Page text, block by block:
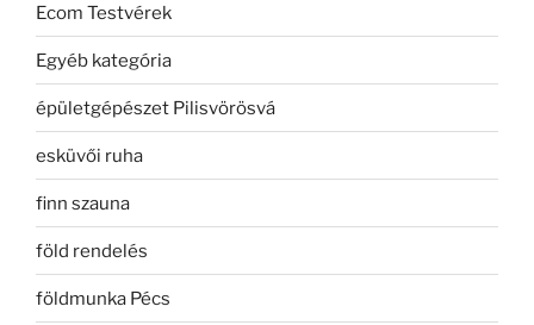
Ecom Testvérek
Egyéb kategória
épületgépészet Pilisvörösvá
esküvői ruha
finn szauna
föld rendelés
földmunka Pécs